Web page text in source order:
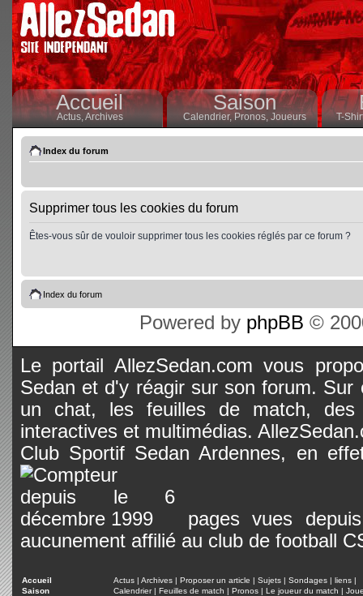
Accueil
Actus,Archives
Saison
Calendrier,Pronos, Joueurs T-
Index du forum
Supprimer tous les cookies du forum
Êtes-vous sûr de vouloir supprimer tous les cookies réglés par ce forum ?
Index du forum
Powered by phpBB ©
Le portail AllezSedan.com vous
Sedan et d'y réagir sur son forum.
un chat, les feuilles de match, des
interactives et multimédias.
Club Sportif Sedan Ardennes, en
pages vues
aucunement affilié au club de football
Accueil Actus | Archives | Proposer un article | Sujets | Sondages | liens |
Saison
Calendrier| Feuilles de match | Pronos | Le joueur du match |